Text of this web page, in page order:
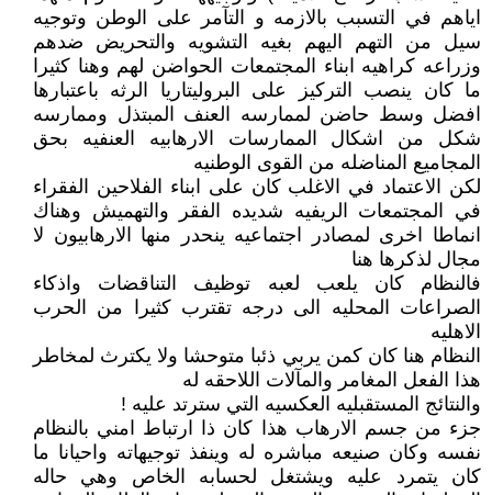
اياهم في التسبب بالازمه و التآمر على الوطن وتوجيه
سيل من التهم اليهم بغيه التشويه والتحريض ضدهم
وزراعه كراهيه ابناء المجتمعات الحواضن لهم وهنا كثيرا
ما كان ينصب التركيز على البروليتاريا الرثه باعتبارها
افضل وسط حاضن لممارسه العنف المبتذل وممارسه
شكل من اشكال الممارسات الارهابيه العنفيه بحق
المجاميع المناضله من القوى الوطنيه
لكن الاعتماد في الاغلب كان على ابناء الفلاحين الفقراء
في المجتمعات الريفيه شديده الفقر والتهميش وهناك
انماطا اخرى لمصادر اجتماعيه ينحدر منها الارهابيون لا
مجال لذكرها هنا
فالنظام كان يلعب لعبه توظيف التناقضات واذكاء
الصراعات المحليه الى درجه تقترب كثيرا من الحرب
الاهليه
النظام هنا كان كمن يربي ذئبا متوحشا ولا يكترث لمخاطر
هذا الفعل المغامر والمآلات اللاحقه له
والنتائج المستقبليه العكسيه التي سترتد عليه !
جزء من جسم الارهاب هذا كان ذا ارتباط امني بالنظام
نفسه وكان صنيعه مباشره له وينفذ توجيهاته واحيانا ما
كان يتمرد عليه ويشتغل لحسابه الخاص وهي حاله